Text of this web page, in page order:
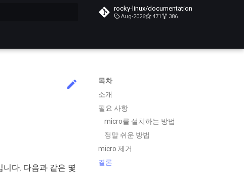
rocky-linux/documentation
Aug-2026 471 386
목차
소개
필요 사항
micro를 설치하는 방법
정말 쉬운 방법
micro 제거
결론
다. 다음과 같은 몇